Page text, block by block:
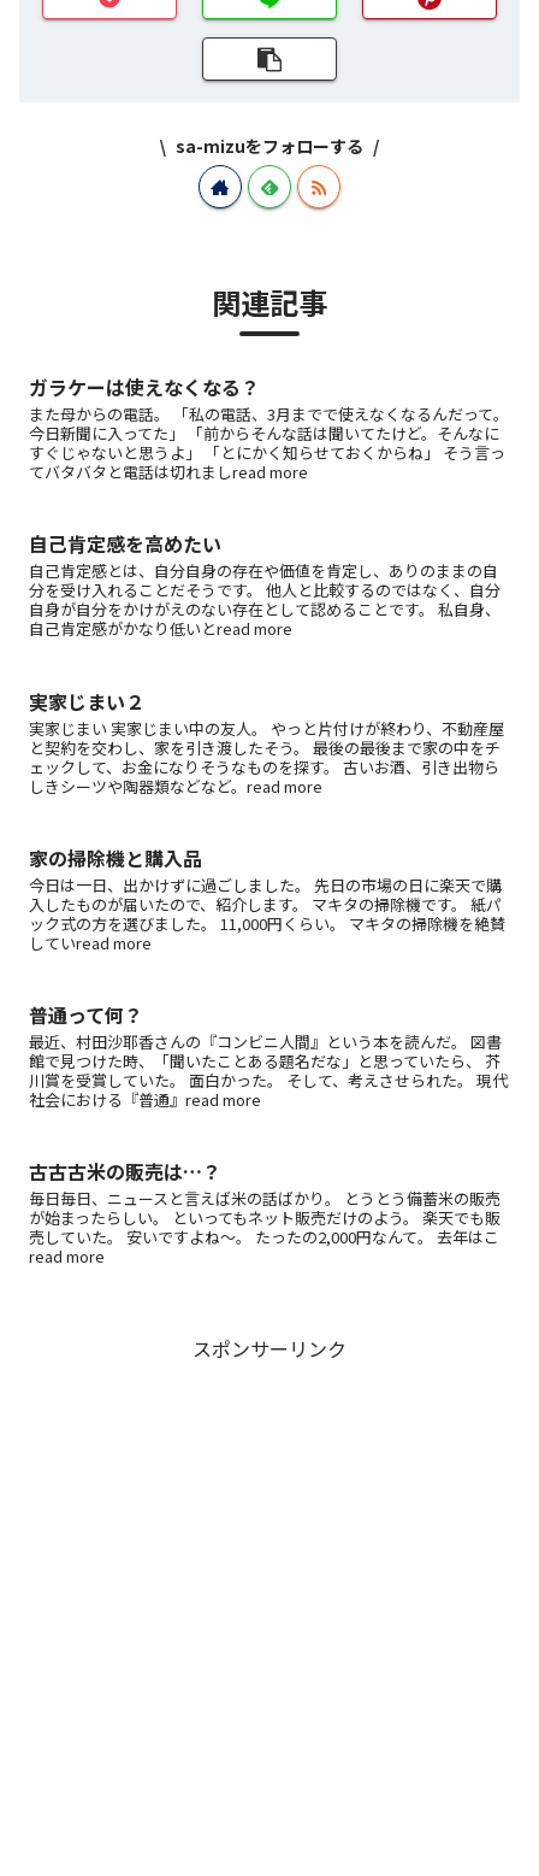
sa-mizuをフォローする
関連記事
ガラケーは使えなくなる？
また母からの電話。 「私の電話、3月までで使えなくなるんだって。
今日新聞に入ってた」 「前からそんな話は聞いてたけど。そんなに
すぐじゃないと思うよ」 「とにかく知らせておくからね」 そう言っ
てバタバタと電話は切れましread more
自己肯定感を高めたい
自己肯定感とは、自分自身の存在や価値を肯定し、ありのままの自
分を受け入れることだそうです。 他人と比較するのではなく、自分
自身が自分をかけがえのない存在として認めることです。 私自身、
自己肯定感がかなり低いとread more
実家じまい２
実家じまい 実家じまい中の友人。 やっと片付けが終わり、不動産屋
と契約を交わし、家を引き渡したそう。 最後の最後まで家の中をチ
ェックして、お金になりそうなものを探す。 古いお酒、引き出物ら
しきシーツや陶器類などなど。read more
家の掃除機と購入品
今日は一日、出かけずに過ごしました。 先日の市場の日に楽天で購
入したものが届いたので、紹介します。 マキタの掃除機です。 紙パ
ック式の方を選びました。 11,000円くらい。 マキタの掃除機を絶賛
していread more
普通って何？
最近、村田沙耶香さんの『コンビニ人間』という本を読んだ。 図書
館で見つけた時、「聞いたことある題名だな」と思っていたら、 芥
川賞を受賞していた。 面白かった。 そして、考えさせられた。 現代
社会における『普通』read more
古古古米の販売は…？
毎日毎日、ニュースと言えば米の話ばかり。 とうとう備蓄米の販売
が始まったらしい。 といってもネット販売だけのよう。 楽天でも販
売していた。 安いですよね～。 たったの2,000円なんて。 去年はこ
read more
スポンサーリンク